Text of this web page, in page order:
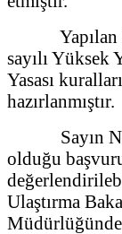
Yapılan
sayılı Yüksek
Yasası
hazırlanmıştır.
Sayın
olduğu
Ulaştırma